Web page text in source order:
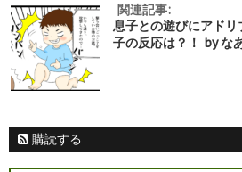
関連記事:
息子との遊びにアド
子の反応は？！ by な
購読する